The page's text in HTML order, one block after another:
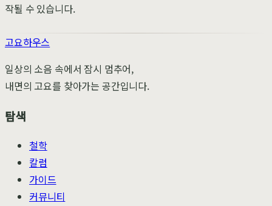
작될 수 있습니다.
고요하우스
일상의 소음 속에서 잠시 멈추어,
내면의 고요를 찾아가는 공간입니다.
탐색
철학
칼럼
가이드
커뮤니티